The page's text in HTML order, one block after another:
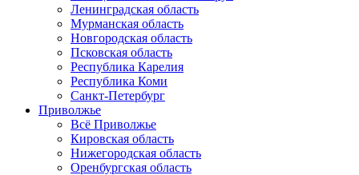
Ленинградская область
Мурманская область
Новгородская область
Псковская область
Республика Карелия
Республика Коми
Санкт-Петербург
Приволжье
Всё Приволжье
Кировская область
Нижегородская область
Оренбургская область